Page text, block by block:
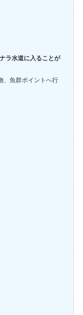
ラ水道に入ることが
、魚群ポイントへ行